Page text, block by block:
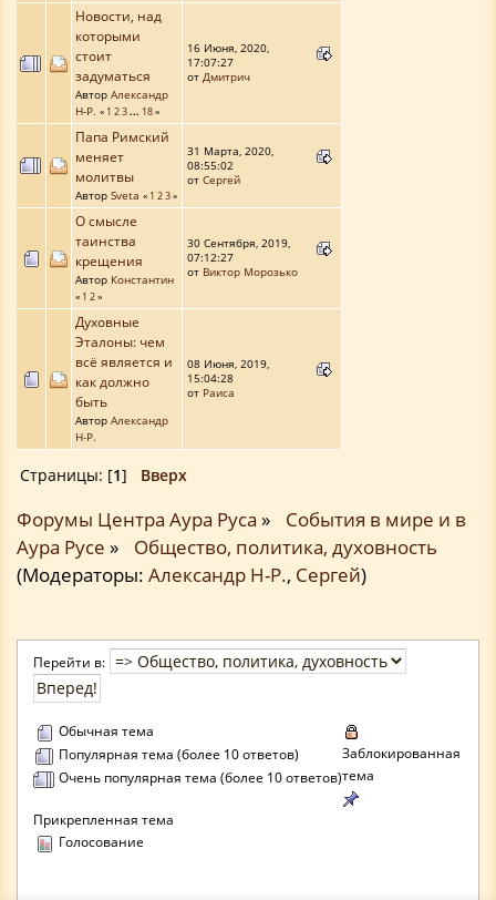
Новости, над
которыми
стоит
задуматься
Автор Александр
Н-Р. « 1 23... 18»
16 Июня, 2020,
17:07:27
от Дмитрич
Папа Римский
меняет
молитвы
Автор Sveta « 1 23»
31 Марта, 2020,
08:55:02
от Сергей
О смысле
таинства
крещения
Автор Константин
« 1 2»
30 Сентября, 2019,
07:12:27
от Виктор Морозько
Духовные
Эталоны: чем
всё является и
как должно
быть
Автор Александр
Н-Р.
08 Июня, 2019,
15:04:28
от Раиса
Страницы: [1] Вверх
Форумы Центра Аура Руса »
События в мире и в
Аура Русе »
Общество, политика, духовность
(Модераторы: Александр Н-Р., Сергей)
Перейти в:
Обычная тема
Популярная тема (более 10 ответов)
Очень популярная тема (более 10 ответов)
Заблокированная
тема
Прикрепленная тема
Голосование